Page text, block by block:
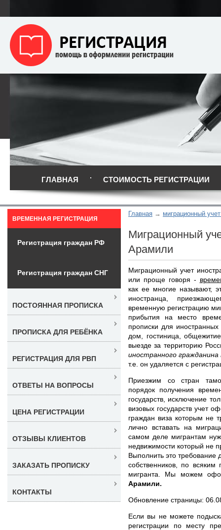
ГЛАВНАЯ СТОИМОСТЬ РЕГИСТРАЦИИ
Главная миграционный
Миграционный
Арамили
Миграционный учет
или проще говоря -
как ее многие называют,
иностранца,
временную регистрацию
прибытия на место
прописки для
дом, гостиница,
выезде за территорию
иностранного
т.е. он удаляется с
Приезжим со стран
порядок получения
государств, исключение
визовых государств учет
граждан виза которым не
лично вставать на
самом деле мигрантам
недвижимости который не
Выполнить это требование
собственников, по всяким
мигранта. Мы можем
Арамили.
Обновление страницы:
Если вы не можете
регистрации по месту
ВРЕМЕННАЯ РЕГИСТРАЦИЯ
Регистрация граждан РФ
Регистрация граждан СНГ
ПОСТОЯННАЯ ПРОПИСКА
ПРОПИСКА ДЛЯ РЕБЁНКА
РЕГИСТРАЦИЯ ДЛЯ РВП
ОТВЕТЫ НА ВОПРОСЫ
ЦЕНА РЕГИСТРАЦИИ
ОТЗЫВЫ КЛИЕНТОВ
ЗАКАЗАТЬ ПРОПИСКУ
КОНТАКТЫ